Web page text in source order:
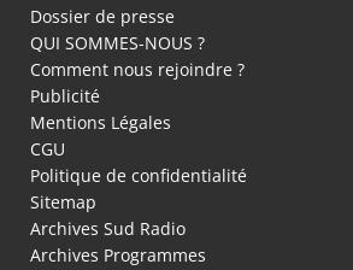
Dossier de presse
QUI SOMMES-NOUS ?
Comment nous rejoindre ?
Publicité
Mentions Légales
CGU
Politique de confidentialité
Sitemap
Archives Sud Radio
Archives Programmes